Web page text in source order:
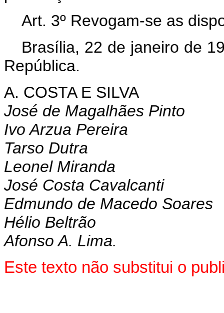
Art. 3º Revogam-se as
Brasília, 22 de janeiro de
República.
A. COSTA E SILVA
José de Magalhães Pinto
Ivo Arzua Pereira
Tarso Dutra
Leonel Miranda
José Costa Cavalcanti
Edmundo de Macedo Soares
Hélio Beltrão
Afonso A. Lima.
Este texto não substitui o